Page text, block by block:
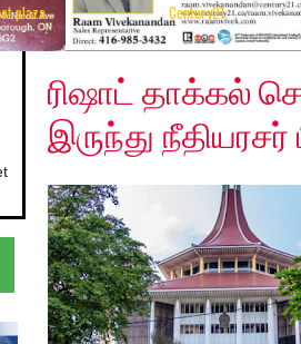
plaza Century21
Tuesday, July 28, 2020
ரிஷாட் தாக்கல்
இருந்து